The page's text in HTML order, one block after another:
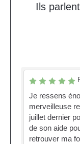
Ils
Je ressens
merveilleuse
juillet dernier
de son aide
retrouver ma